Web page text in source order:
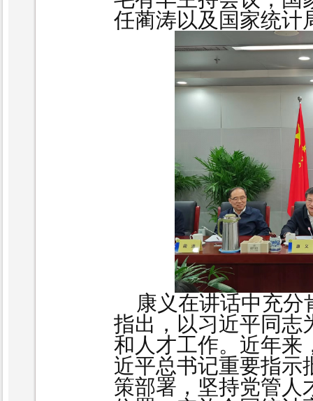
任蔺涛以及国家统计
康义在讲话中充分
指出， 以习近平同志
和人才工作。近年来
近平总书记重要指示
策部署，坚持党管人